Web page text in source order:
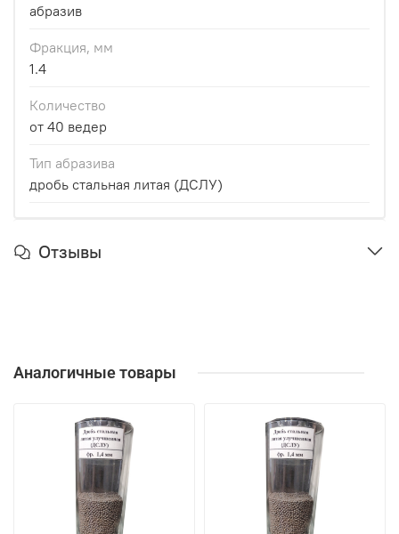
абразив
Фракция, мм
1.4
Количество
от 40 ведер
Тип абразива
дробь стальная литая (ДСЛУ)
Отзывы
Аналогичные товары